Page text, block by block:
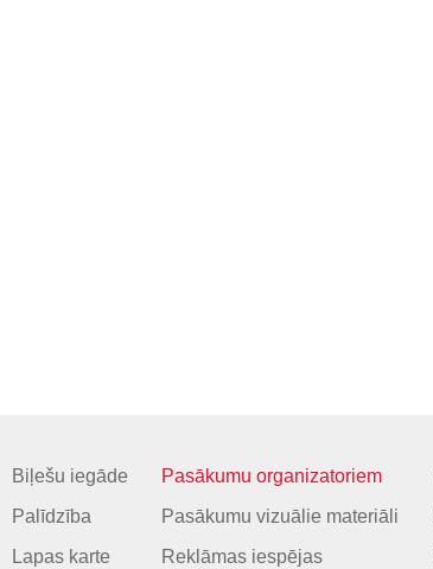
Biļešu iegāde
Palīdzība
Lapas karte
Pasākumu organizatoriem
Pasākumu vizuālie materiāli
Reklāmas iespējas